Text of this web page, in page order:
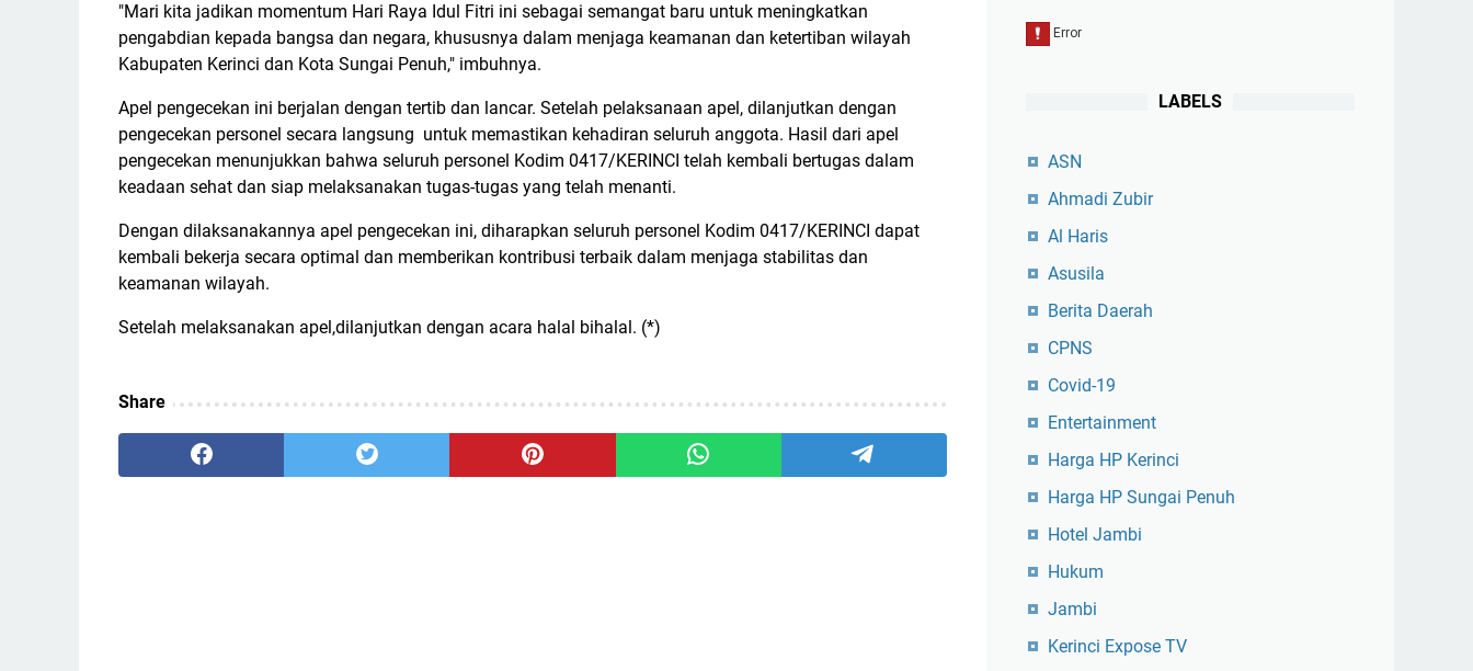
"Mari kita jadikan momentum Hari Raya Idul Fitri ini sebagai semangat baru untuk meningkatkan
pengabdian kepada bangsa dan negara, khususnya dalam menjaga keamanan dan ketertiban wilayah
Kabupaten Kerinci dan Kota Sungai Penuh," imbuhnya.
Apel pengecekan ini berjalan dengan tertib dan lancar. Setelah pelaksanaan apel, dilanjutkan dengan
pengecekan personel secara langsung untuk memastikan kehadiran seluruh anggota. Hasil dari apel
pengecekan menunjukkan bahwa seluruh personel Kodim 0417/KERINCI telah kembali bertugas dalam
keadaan sehat dan siap melaksanakan tugas-tugas yang telah menanti.
Dengan dilaksanakannya apel pengecekan ini, diharapkan seluruh personel Kodim 0417/KERINCI dapat
kembali bekerja secara optimal dan memberikan kontribusi terbaik dalam menjaga stabilitas dan
keamanan wilayah.
Setelah melaksanakan apel,dilanjutkan dengan acara halal bihalal. (*)
Share
LABELS
ASN
Ahmadi Zubir
Al Haris
Asusila
Berita Daerah
CPNS
Covid-19
Entertainment
Harga HP Kerinci
Harga HP Sungai Penuh
Hotel Jambi
Hukum
Jambi
Kerinci Expose TV